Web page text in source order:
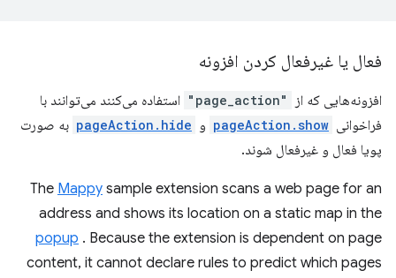
فعال یا غیرفعال کردن افزونه
افزونه‌هایی که از "page_action"
استفاده می‌کنند می‌توانند با
فراخوانی pageAction.show و pageAction.hide به صورت
پویا فعال و غیرفعال شوند.
The Mappy sample extension scans a web page for an
address and shows its location on a static map in the
popup . Because the extension is dependent on page
content, it cannot declare rules to predict which pages